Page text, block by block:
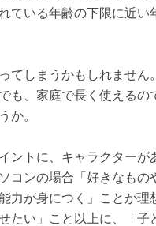
ている年齢の下限に近い
てしまうかもしれません
も、家庭で長く使えるの
か。
ントに、キャラクターが
コンの場合「好きなもの
力が身につく」ことが理
たい」こと以上に、「子